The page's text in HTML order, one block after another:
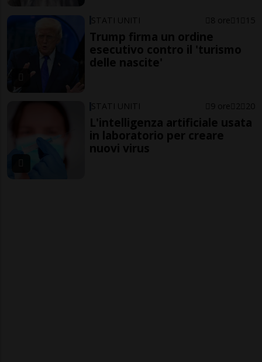
STATI UNITI 8 ore 1 15
Trump firma un ordine
esecutivo contro il 'turismo
delle nascite'
STATI UNITI 9 ore 2 20
L'intelligenza artificiale usata
in laboratorio per creare
nuovi virus